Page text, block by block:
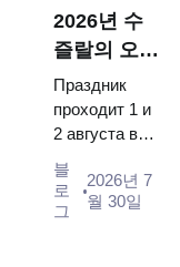
capsules and
120 pieces of
flight...
2026년 수
즐랄의 오이
데이: 티켓,
일정 및 모
스크바에서
가는 방법
Праздник
проходит 1 и
2 августа в
деревянного
зодчества.
블
로
그
2026년 7
월 30일